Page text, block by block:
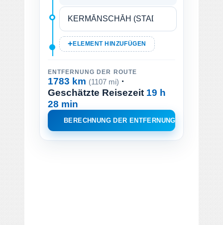
ELEMENT HINZUFÜGEN
ENTFERNUNG DER ROUTE
1783 km (1107 mi) ·
Geschätzte Reisezeit 19 h
28 min
BERECHNUNG DER ENTFERNUNG